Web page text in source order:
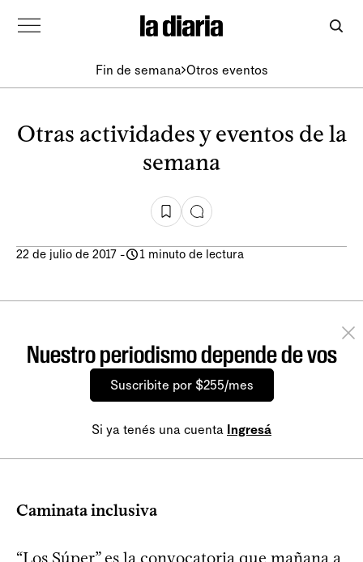
Fin de semana Otros eventos
Otras actividades y eventos de la
semana
22 de julio de 2017 - 1 minuto de lectura
Nuestro periodismo depende de vos
Suscribite por $255/mes
Si ya tenés una cuenta Ingresá
Caminata inclusiva
“Los Súper” es la convocatoria que mañana a